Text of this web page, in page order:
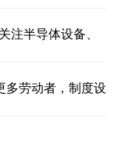
半导体设备、
多劳动者，制度设